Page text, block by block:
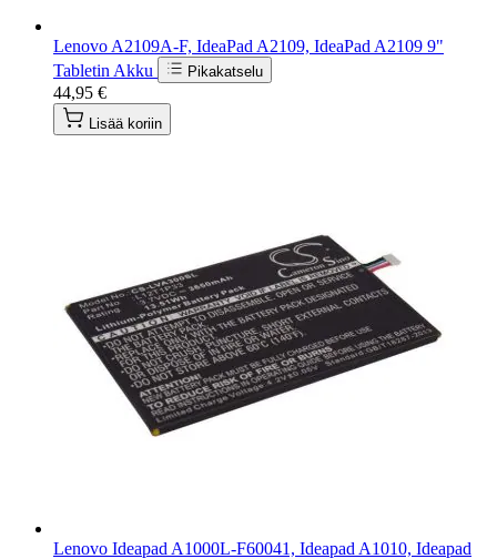
Lenovo A2109A-F, IdeaPad A2109, IdeaPad A2109 9"
Tabletin Akku
Pikakatselu
44,95 €
Lisää koriin
Lenovo Ideapad A1000L-F60041, Ideapad A1010, Ideapad